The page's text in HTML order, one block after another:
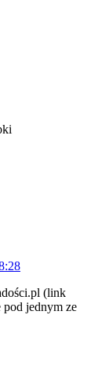
(link
pod jednym ze